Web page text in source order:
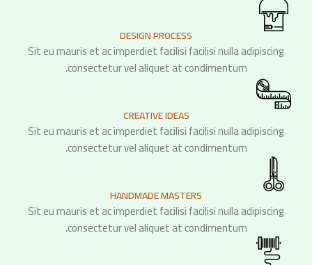
DESIGN PROCESS
Sit eu mauris et ac imperdiet facilisi facilisi nulla adipiscing
consectetur vel aliquet at condimentum.
CREATIVE IDEAS
Sit eu mauris et ac imperdiet facilisi facilisi nulla adipiscing
consectetur vel aliquet at condimentum.
HANDMADE MASTERS
Sit eu mauris et ac imperdiet facilisi facilisi nulla adipiscing
consectetur vel aliquet at condimentum.